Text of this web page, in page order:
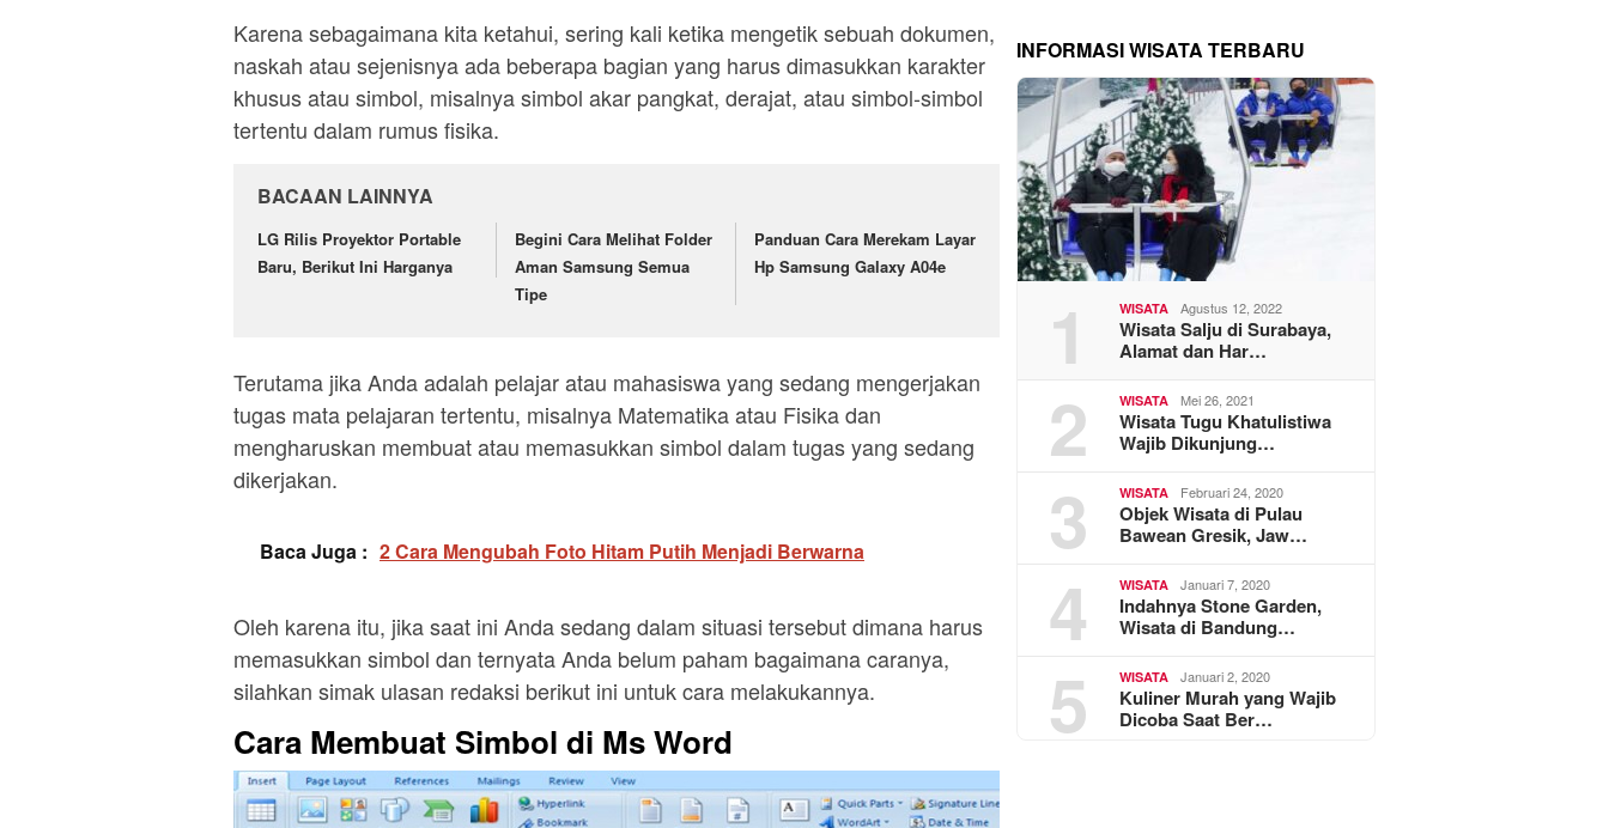
Karena sebagaimana kita ketahui, sering kali ketika mengetik sebuah dokumen,
naskah atau sejenisnya ada beberapa bagian yang harus dimasukkan karakter
khusus atau simbol, misalnya simbol akar pangkat, derajat, atau simbol-simbol
tertentu dalam rumus fisika.
BACAAN LAINNYA
LG Rilis Proyektor Portable
Baru, Berikut Ini Harganya
Begini Cara Melihat Folder
Aman Samsung Semua
Tipe
Panduan Cara Merekam Layar
Hp Samsung Galaxy A04e
Terutama jika Anda adalah pelajar atau mahasiswa yang sedang mengerjakan
tugas mata pelajaran tertentu, misalnya Matematika atau Fisika dan
mengharuskan membuat atau memasukkan simbol dalam tugas yang sedang
dikerjakan.
Baca Juga : 2 Cara Mengubah Foto Hitam Putih Menjadi Berwarna
Oleh karena itu, jika saat ini Anda sedang dalam situasi tersebut dimana harus
memasukkan simbol dan ternyata Anda belum paham bagaimana caranya,
silahkan simak ulasan redaksi berikut ini untuk cara melakukannya.
Cara Membuat Simbol di Ms Word
INFORMASI WISATA TERBARU
1 WISATA Agustus 12, 2022
Wisata Salju di Surabaya,
Alamat dan Har…
2 WISATA Mei 26, 2021
Wisata Tugu Khatulistiwa
Wajib Dikunjung…
3 WISATA Februari 24, 2020
Objek Wisata di Pulau
Bawean Gresik, Jaw…
4 WISATA Januari 7, 2020
Indahnya Stone Garden,
Wisata di Bandung…
5 WISATA Januari 2, 2020
Kuliner Murah yang Wajib
Dicoba Saat Ber…